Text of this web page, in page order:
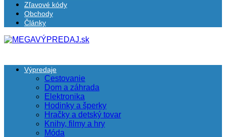
Zľavové kódy
Obchody
Články
Výpredaje
Cestovanie
Dom a záhrada
Elektronika
Hodinky a šperky
Hračky a detský tovar
Knihy, filmy a hry
Móda